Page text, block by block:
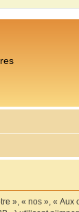
», « nos », «